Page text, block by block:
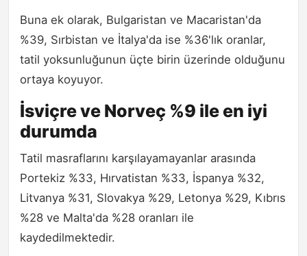
Buna ek olarak, Bulgaristan ve Macaristan'da
%39, Sırbistan ve İtalya'da ise %36'lık oranlar,
tatil yoksunluğunun üçte birin üzerinde olduğunu
ortaya koyuyor.
İsviçre ve Norveç %9 ile en iyi
durumda
Tatil masraflarını karşılayamayanlar arasında
Portekiz %33, Hırvatistan %33, İspanya %32,
Litvanya %31, Slovakya %29, Letonya %29, Kıbrıs
%28 ve Malta'da %28 oranları ile
kaydedilmektedir.